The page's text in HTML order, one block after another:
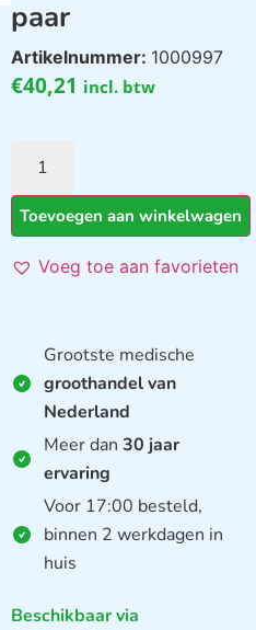
paar
Artikelnummer: 1000997
€40,21 incl. btw
Toevoegen aan winkelwagen
Voeg toe aan favorieten
Grootste medische
groothandel van
Nederland
Meer dan 30 jaar
ervaring
Voor 17:00 besteld,
binnen 2 werkdagen in
huis
Beschikbaar via